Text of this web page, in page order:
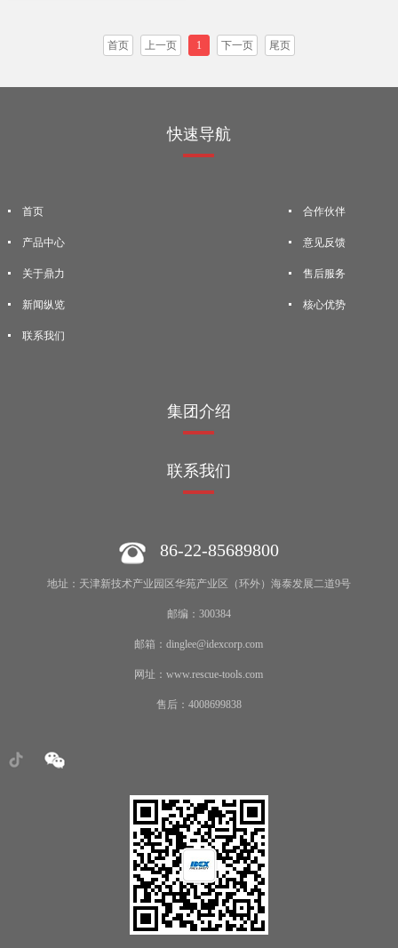
首页 上一页 1 下一页 尾页
快速导航
首页
产品中心
关于鼎力
新闻纵览
联系我们
合作伙伴
意见反馈
售后服务
核心优势
集团介绍
联系我们
86-22-85689800
地址：天津新技术产业园区华苑产业区（环外）海泰发展二道9号
邮编：300384
邮箱：dinglee@idexcorp.com
网址：www.rescue-tools.com
售后：4008699838